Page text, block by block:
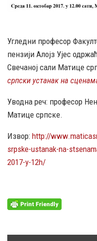
Угледни професор
пензији Алојз Ујес
Свечаној сали Матице
српски устанак на
Уводна реч: професор
Матице српске.
Извор: http://
srpske-ustanak-na-
2017-y-12h/